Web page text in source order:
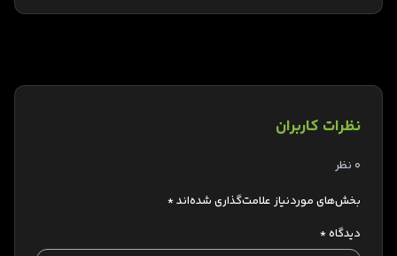
نظرات کاربران
0 نظر
بخش‌های موردنیاز علامت‌گذاری شده‌اند*
دیدگاه*